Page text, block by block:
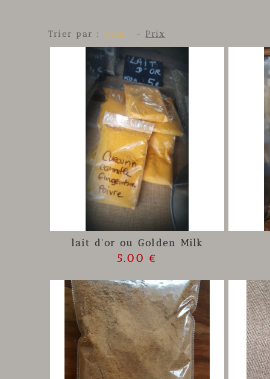
Trier par : Nom - Prix
lait d'or ou Golden Milk
5.00 €